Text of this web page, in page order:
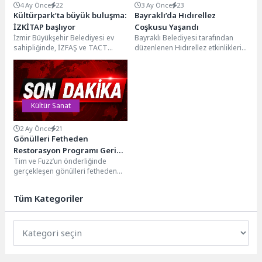
4 Ay Önce 22
Kültürpark’ta büyük buluşma:
İZKİTAP başlıyor
İzmir Büyükşehir Belediyesi ev
sahipliğinde, İZFAŞ ve TACT
Fuarcılık iş birliğiyle düzenlenen
İZKİTAP – 7....
3 Ay Önce 23
Bayraklı’da Hıdırellez
Coşkusu Yaşandı
Bayraklı Belediyesi tarafından
düzenlenen Hıdırellez etkinlikleri,
Kültür Sanat
2 Ay Önce 21
Gönülleri Fetheden
Restorasyon Programı Geri
Dönüyor!
Tim ve Fuzz’un önderliğinde
gerçekleşen gönülleri fetheden
iddialı...
Tüm Kategoriler